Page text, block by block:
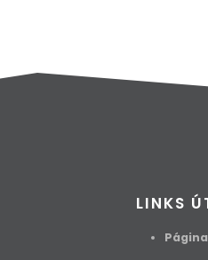
LINKS